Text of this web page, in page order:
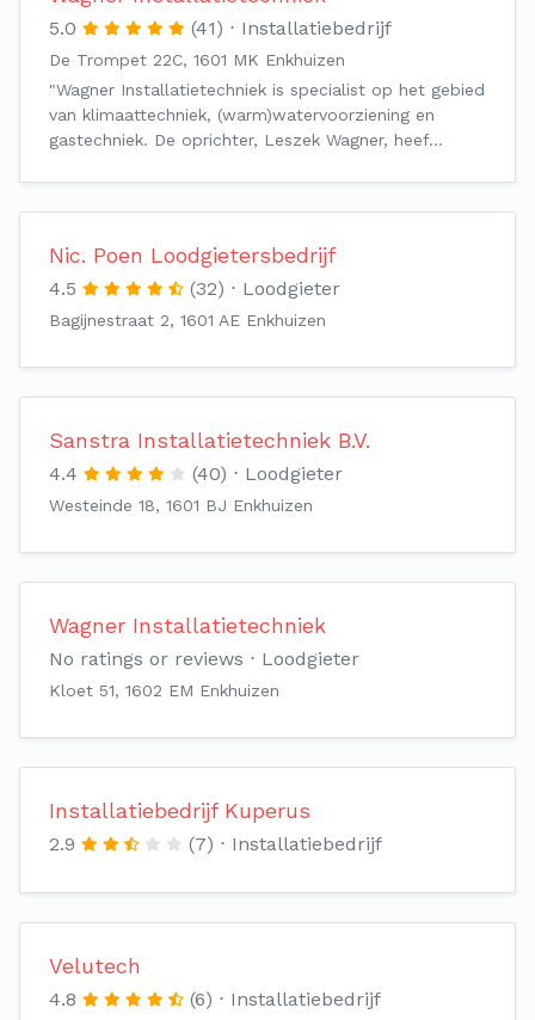
5.0 (41) Installatiebedrijf
De Trompet 22C, 1601 MK Enkhuizen
"Wagner Installatietechniek is specialist op het gebied
van klimaattechniek, (warm)watervoorziening en
gastechniek. De oprichter, Leszek Wagner, heef…
Nic. Poen Loodgietersbedrijf
4.5 (32) Loodgieter
Bagijnestraat 2, 1601 AE Enkhuizen
Sanstra Installatietechniek B.V.
4.4 (40) Loodgieter
Westeinde 18, 1601 BJ Enkhuizen
Wagner Installatietechniek
No ratings or reviews Loodgieter
Kloet 51, 1602 EM Enkhuizen
Installatiebedrijf Kuperus
2.9 (7) Installatiebedrijf
Velutech
4.8 (6) Installatiebedrijf